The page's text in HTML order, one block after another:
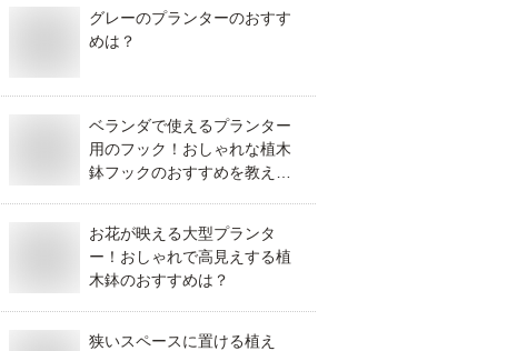
グレーのプランターのおすす
めは？
ベランダで使えるプランター
用のフック！おしゃれな植木
鉢フックのおすすめを教え
お花が映える大型プランタ
ー！おしゃれで高見えする植
木鉢のおすすめは？
狭いスペースに置ける植え